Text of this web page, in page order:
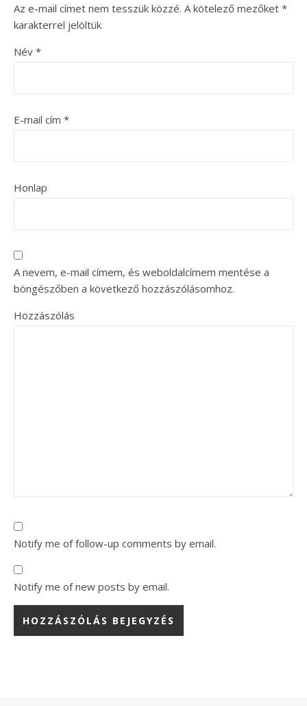
Az e-mail címet nem tesszük közzé. A kötelező mezőket *
karakterrel jelöltük
Név *
E-mail cím *
Honlap
A nevem, e-mail címem, és weboldalcímem mentése a
böngészőben a következő hozzászólásomhoz.
Hozzászólás
Notify me of follow-up comments by email.
Notify me of new posts by email.